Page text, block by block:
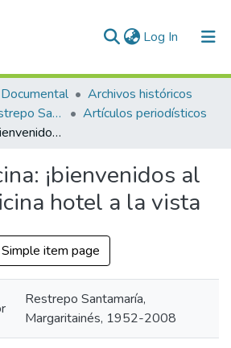
Log In (current)
Archivos históricos
Margaritainés Restrepo Santamaría
Artículos periodísticos
Diseñar oficina: ¡bienvenidos al trabajo! : oficina hotel a la vista
¡bienvenidos al
hotel a la vista
Simple item page
Restrepo Santamaría,
Margaritainés, 1952-2008